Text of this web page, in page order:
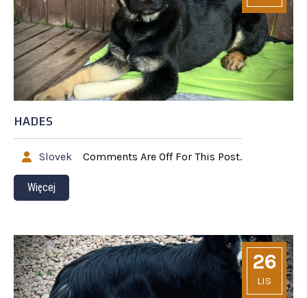
HADES
Slovek Comments Are Off For This Post.
Więcej
26
LIS